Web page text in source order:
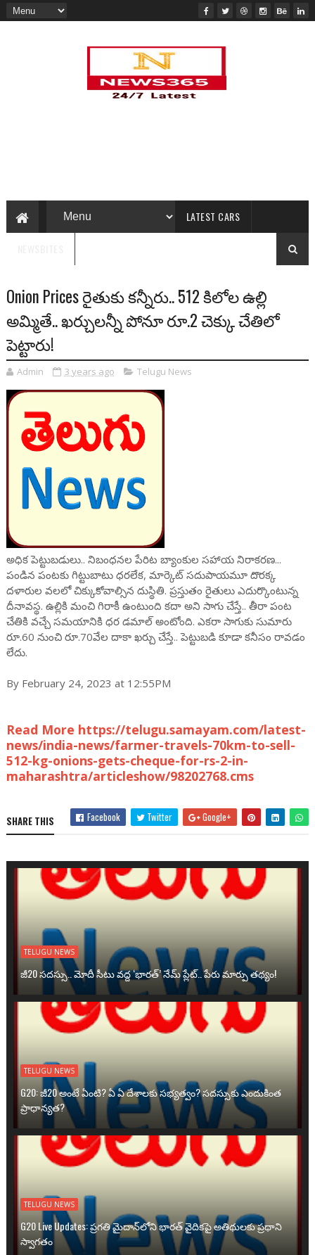
LATEST CARS
Onion Prices రైతుకు కన్నీరు.. 512 కిలోల ఉల్లి
అమ్మితే.. ఖర్చులన్నీ పోనూ రూ.2 చెక్కు చేతిలో
పెట్టారు!
Admin 3 years ago Telugu News
అధిక పెట్టుబడులు.. నిబంధనల పేరిట బ్యాంకుల సహాయ నిరాకరణ...
పండిన పంటకు గిట్టుబాటు ధరలేక, మార్కెట్‌ సదుపాయమూ దొరక్క
దళారుల వలలో చిక్కుకోవాల్సిన దుస్థితి. ప్రస్తుతం రైతులు ఎదుర్కొంటున్న
దీనావస్థ. ఉల్లికి మంచి గిరాకీ ఉంటుంది కదా అని సాగు చేస్తే.. తీరా పంట
చేతికి వచ్చే సమయానికి ధర డమాల్ అంటోంది. ఎకరా సాగుకు సుమారు
రూ.60 నుంచి రూ.70వేల దాకా ఖర్చు చేస్తే.. పెట్టుబడి కూడా కనీసం రావడం
లేదు.
By February 24, 2023 at 12:55PM
Read More https://telugu.samayam.com/latest-
news/india-news/farmer-travels-70km-to-sell-
512-kg-onions-gets-cheque-for-rs-2-in-
maharashtra/articleshow/98202768.cms
SHARE THIS Facebook Twitter Google+
TELUGU NEWS
జీ20 సదస్సు.. మోదీ సీటు వద్ద ‘భారత్’ నేమ్ ప్లేట్‌.. పేరు మార్పు తథ్యం!
TELUGU NEWS
G20: జీ20 అంటే ఏంటి? ఏ ఏ దేశాలకు సభ్యత్వం? సదస్సుకు ఎందుకింత
ప్రాధాన్యత?
TELUGU NEWS
G20 Live Updates: ప్రగతి మైదాన్‌లోని భారత్ వైదికపై అతిథులకు ప్రధాని
స్వాగతం